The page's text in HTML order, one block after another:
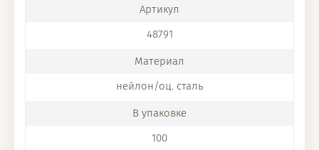
48791
нейлон/оц. сталь
100